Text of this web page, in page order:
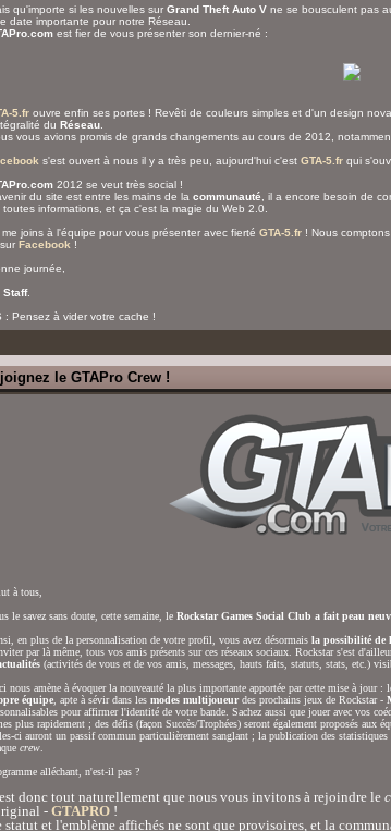
qu'importe si les nouvelles sur Grand Theft Auto Vne se bousculent pas
date importante pour notre Réseau.
est fier de vous présenter son dernier-né :
5.frouvre enfin ses portes ! Revêti de couleurs simples et d'un design
du Réseau.
vous avions promis de grands changements au cours de 2012,
s'est ouvert à nous il y a très peu, aujourd'hui c'est GTA-5.frqui
2012 se veut très social !
du site est entre les mains de la communauté , il a encore besoin de
toutes informations, et ça c'est la magie du Web 2.0.
me joins à l'équipe pour vous présenter avec fierté GTA-5.fr! Nous comptons
Facebook !
journée,
Staff.
: Pensez à vider votre cache !
le GTAPro Crew !
à tous,
le savez sans doute, cette semaine, le Rockstar Games Social Club a fait peau
en plus de la personnalisation de votre profil, vous avez désormais la possibilité de
par là même, tous vos amis présents sur ces réseaux sociaux. Rockstar s'est
(activités de vous et de vos amis, messages, hauts faits, statuts, stats, etc.)
nous amène à évoquer la nouveauté la plus importante apportée par cette mise à jour :
équipe, apte à sévir dans les modes multijoueurdes prochains jeux de Rockstar -
pour affirmer l'identité de votre bande. Sachez aussi que jouer avec vos
plus rapidement ; des défis (façon Succès/Trophées) seront également proposés aux
ci auront un passif commun particulièrement sanglant ; la publication des
crew.
alléchant, n'est-il pas ?
donc tout naturellement que nous vous invitons à rejoindre le
- GTAPRO!
statut et l'emblème affichés ne sont que provisoires, et la